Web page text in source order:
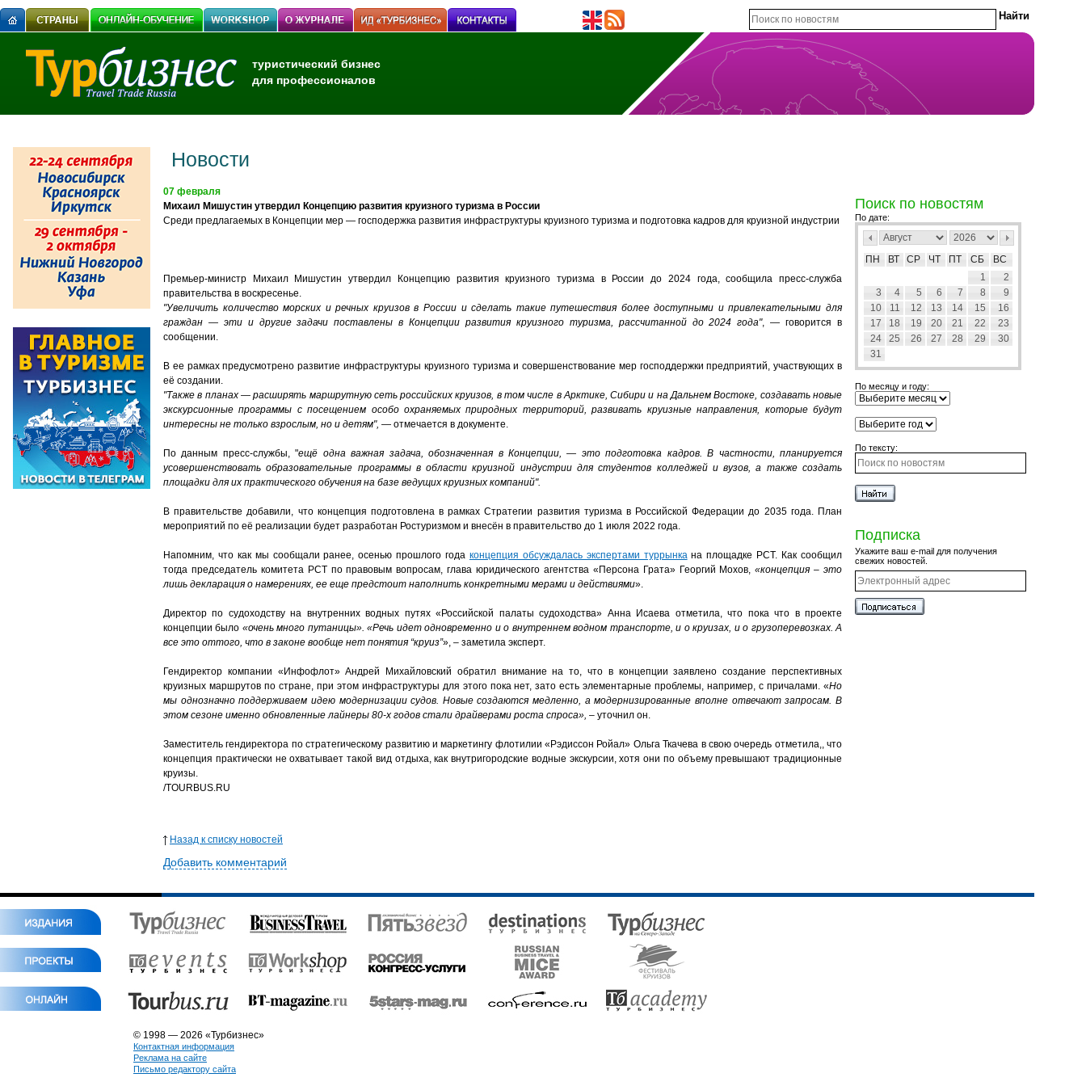
туристический бизнес
для профессионалов
Новости
07 февраля
Михаил Мишустин утвердил Концепцию развития круизного туризма в России
Среди предлагаемых в Концепции мер — господержка развития инфраструктуры круизного туризма и подготовка кадров для круизной индустрии
Премьер-министр Михаил Мишустин утвердил Концепцию развития круизного туризма в России до 2024 года, сообщила пресс-служба
правительства в воскресенье.
"Увеличить количество морских и речных круизов в России и сделать такие путешествия более доступными и привлекательными для
граждан — эти и другие задачи поставлены в Концепции развития круизного туризма, рассчитанной до 2024 года", — говорится в
сообщении.
В ее рамках предусмотрено развитие инфраструктуры круизного туризма и совершенствование мер господдержки предприятий, участвующих в
её создании.
"Также в планах — расширять маршрутную сеть российских круизов, в том числе в Арктике, Сибири и на Дальнем Востоке, создавать новые
экскурсионные программы с посещением особо охраняемых природных территорий, развивать круизные направления, которые будут
интересны не только взрослым, но и детям", — отмечается в документе.
По данным пресс-службы, "ещё одна важная задача, обозначенная в Концепции, — это подготовка кадров. В частности, планируется
усовершенствовать образовательные программы в области круизной индустрии для студентов колледжей и вузов, а также создать
площадки для их практического обучения на базе ведущих круизных компаний".
В правительстве добавили, что концепция подготовлена в рамках Стратегии развития туризма в Российской Федерации до 2035 года. План
мероприятий по её реализации будет разработан Ростуризмом и внесён в правительство до 1 июля 2022 года.
Напомним, что как мы сообщали ранее, осенью прошлого года концепция обсуждалась экспертами туррынкана площадке РСТ. Как сообщил
тогда председатель комитета РСТ по правовым вопросам, глава юридического агентства «Персона Грата» Георгий Мохов,«концепция – это
лишь декларация о намерениях, ее еще предстоит наполнить конкретными мерами и действиями».
Директор по судоходству на внутренних водных путях «Российской палаты судоходства» Анна Исаева отметила, что пока что в проекте
концепции было «очень много путаницы». «Речь идет одновременно и о внутреннем водном транспорте, и о круизах, и о грузоперевозках. А
все это оттого, что в законе вообще нет понятия “круиз”», – заметила эксперт.
Гендиректор компании «Инфофлот» Андрей Михайловский обратил внимание на то, что в концепции заявлено создание перспективных
круизных маршрутов по стране, при этом инфраструктуры для этого пока нет, зато есть элементарные проблемы, например, с причалами. «Но
мы однозначно поддерживаем идею модернизации судов. Новые создаются медленно, а модернизированные вполне отвечают запросам. В
этом сезоне именно обновленные лайнеры 80-х годов стали драйверами роста спроса», – уточнил он.
Заместитель гендиректора по стратегическому развитию и маркетингу флотилии «Рэдиссон Ройал» Ольга Ткачева в свою очередь отметила,, что
концепция практически не охватывает такой вид отдыха, как внутригородские водные экскурсии, хотя они по объему превышают традиционные
круизы.
/TOURBUS.RU
Назад к списку новостей
Добавить комментарий
Поиск по новостям
По дате:
ПН ВТ СР ЧТ ПТ СБ
ВС
1
2
3
4 5 6 7 8
9
10
11 12 13 14 15
16
17
18 19 20 21 22
23
24
25 26 27 28 29
30
31
По месяцу и году:
По тексту:
Подписка
Укажите ваш e-mail для получения
свежих новостей.
© 1998 — 2026 «Турбизнес»
Контактная информация
Реклама на сайте
Письмо редактору сайта